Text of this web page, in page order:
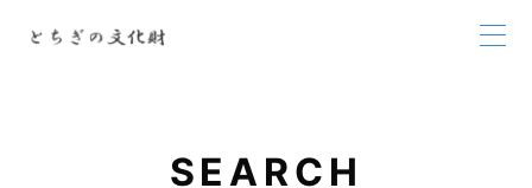
SEARCH